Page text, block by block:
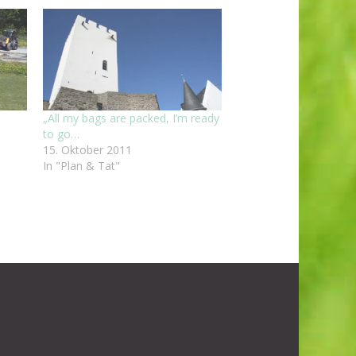
„All my bags are packed, I’m ready
to go…
15. Oktober 2011
In "Plan & Tat"